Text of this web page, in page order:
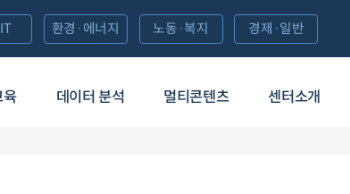
육 데이터 분석 멀티콘텐츠 센터소개
환경·에너지 노동·복지 경제·일반